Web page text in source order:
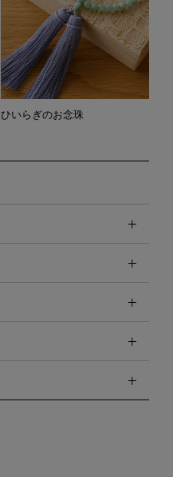
ひいらぎのお念珠